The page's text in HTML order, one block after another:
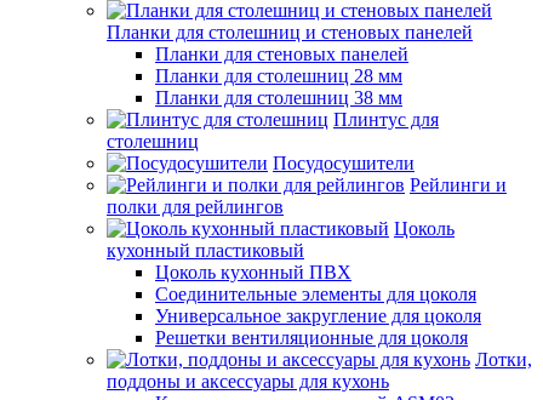
Планки для столешниц и стеновых панелей
Планки для стеновых панелей
Планки для столешниц 28 мм
Планки для столешниц 38 мм
Плинтус для
столешниц
Посудосушители
Рейлинги и
полки для рейлингов
Цоколь
кухонный пластиковый
Цоколь кухонный ПВХ
Соединительные элементы для цоколя
Универсальное закругление для цоколя
Решетки вентиляционные для цоколя
Лотки,
поддоны и аксессуары для кухонь